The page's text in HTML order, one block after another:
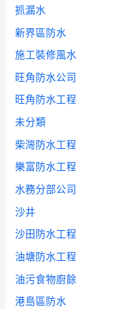
抓漏水
新界區防水
施工裝修風水
旺角防水公司
旺角防水工程
未分類
柴灣防水工程
樂富防水工程
水務分部公司
沙井
沙田防水工程
油塘防水工程
油污食物廚餘
港島區防水